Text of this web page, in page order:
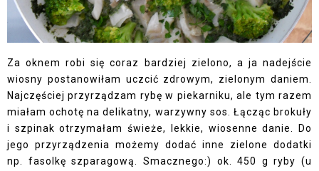
Za oknem robi się coraz bardziej zielono, a ja nadejście
wiosny postanowiłam uczcić zdrowym, zielonym daniem.
Najczęściej przyrządzam rybę w piekarniku, ale tym razem
miałam ochotę na delikatny, warzywny sos. Łącząc brokuły
i szpinak otrzymałam świeże, lekkie, wiosenne danie. Do
jego przyrządzenia możemy dodać inne zielone dodatki
np. fasolkę szparagową. Smacznego:) ok. 450 g ryby (u